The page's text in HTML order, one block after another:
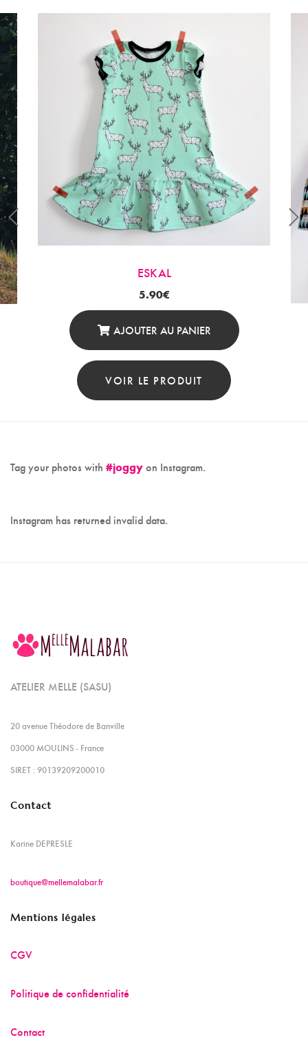
ESKAL
5.90€
AJOUTER AU PANIER
VOIR LE PRODUIT
Tag your photos with #joggyon Instagram.
Instagram has returned invalid data.
ATELIER MELLE (SASU)
20 avenue Théodore de Banville
03000 MOULINS - France
SIRET : 90139209200010
Contact
Karine DEPRESLE
boutique@mellemalabar.fr
Mentions légales
CGV
Politique de confidentialité
Contact